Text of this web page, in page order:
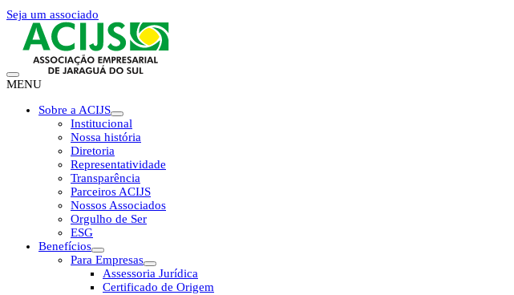
Seja um associado
MENU
Sobre a ACIJS
Institucional
Nossa história
Diretoria
Representatividade
Transparência
Parceiros ACIJS
Nossos Associados
Orgulho de Ser
ESG
Benefícios
Para Empresas
Assessoria Jurídica
Certificado de Origem